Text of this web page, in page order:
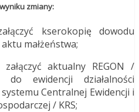
zmiany:
kserokopię dowodu
małżeństwa;
aktualny REGON /
ewidencji działalności
Centralnej Ewidencji i
/ KRS;